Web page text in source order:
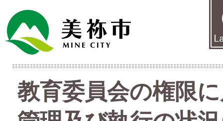
教育委員会の権限